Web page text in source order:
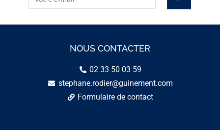
NOUS CONTACTER
02 33 50 03 59
stephane.rodier@guinement.com
Formulaire de contact